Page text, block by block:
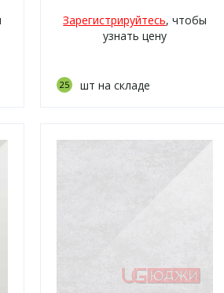
Зарегистрируйтесь, чтобы
узнать цену
25 шт на складе